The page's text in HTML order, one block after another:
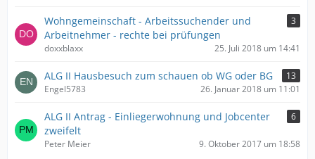
Wohngemeinschaft - Arbeitssuchender und
Arbeitnehmer - rechte bei prüfungen
3
doxxblaxx 25. Juli 2018 um 14:41
ALG II Hausbesuch zum schauen ob WG oder BG
13
Engel5783
26. Januar 2018 um 11:01
ALG II Antrag - Einliegerwohnung und Jobcenter
zweifelt
6
Peter Meier 9. Oktober 2017 um 18:58